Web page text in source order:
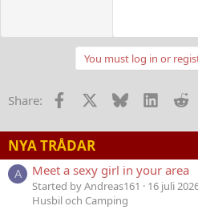
You must log in or
Share: Facebook Bluesky
NYA TRÅDAR
A Meet a sexy girl in your area
Started by Andreas161 16 juli
Husbil och Camping